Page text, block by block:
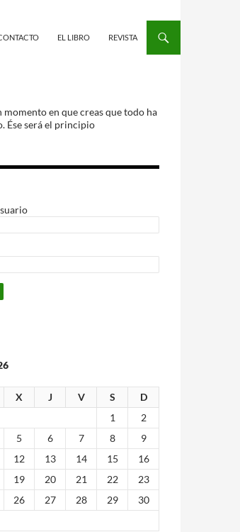
EL LIBRO REVISTA
momento en que creas que todo ha
Ése será el principio
X J V S
D
1
2
5 6 7 8
9
12 13 14 15
16
19 20 21 22
23
26 27 28 29
30